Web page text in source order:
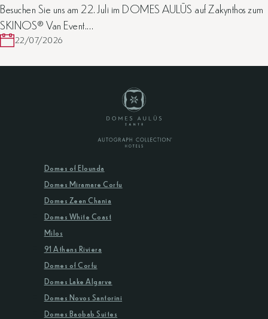
Besuchen Sie uns am 22. Juli im DOMES AULŪS auf Zakynthos zum
SKINOS® Van Event.…
22/07/2026
Domes of Elounda
Domes Miramare Corfu
Domes Zeen Chania
Domes White Coast
Milos
91 Athens Riviera
Domes of Corfu
Domes Lake Algarve
Domes Novos Santorini
Domes Baobab Suites